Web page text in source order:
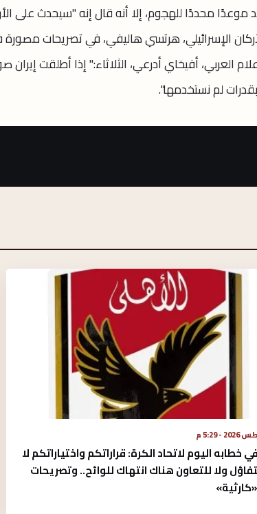
محددًا للهجوم، إلا أنه قال إنه "سيحدث على
الإسرائيلي، هرتسي هاليفي، في تصريحات
العربي، أفيخاي أدرعي، الثلاثاء:" إذا أطلقت إيران
لم نستخدمها".
خطابه اليوم لاتحاد الكرة:‏ قراراتكم واختياراتكم لا
ولا للتعاون هناك انتهاك للوائح.. وتصريحات